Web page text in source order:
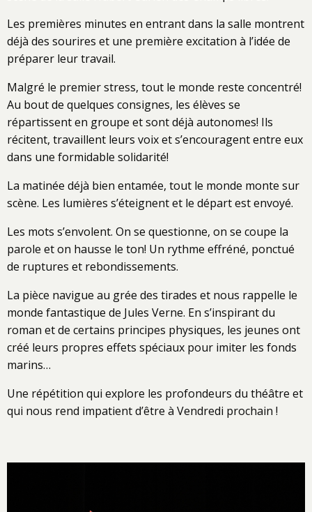
Les premières minutes en entrant dans la salle montrent
déjà des sourires et une première excitation à l’idée de
préparer leur travail.
Malgré le premier stress, tout le monde reste concentré!
Au bout de quelques consignes, les élèves se
répartissent en groupe et sont déjà autonomes! Ils
récitent, travaillent leurs voix et s’encouragent entre eux
dans une formidable solidarité!
La matinée déjà bien entamée, tout le monde monte sur
scène. Les lumières s’éteignent et le départ est envoyé.
Les mots s’envolent. On se questionne, on se coupe la
parole et on hausse le ton! Un rythme effréné, ponctué
de ruptures et rebondissements.
La pièce navigue au grée des tirades et nous rappelle le
monde fantastique de Jules Verne. En s’inspirant du
roman et de certains principes physiques, les jeunes ont
créé leurs propres effets spéciaux pour imiter les fonds
marins…
Une répétition qui explore les profondeurs du théâtre et
qui nous rend impatient d’être à Vendredi prochain !